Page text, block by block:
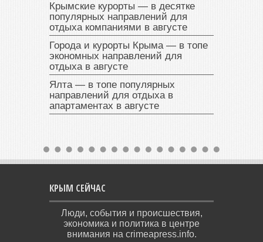
Крымские курорты — в десятке
популярных направлений для
отдыха компаниями в августе
Города и курорты Крыма — в топе
экономных направлений для
отдыха в августе
Ялта — в топе популярных
направлений для отдыха в
апартаментах в августе
КРЫМ СЕЙЧАС
Люди, события и происшествия,
экономика и политика в центре
внимания на crimeapress.info.